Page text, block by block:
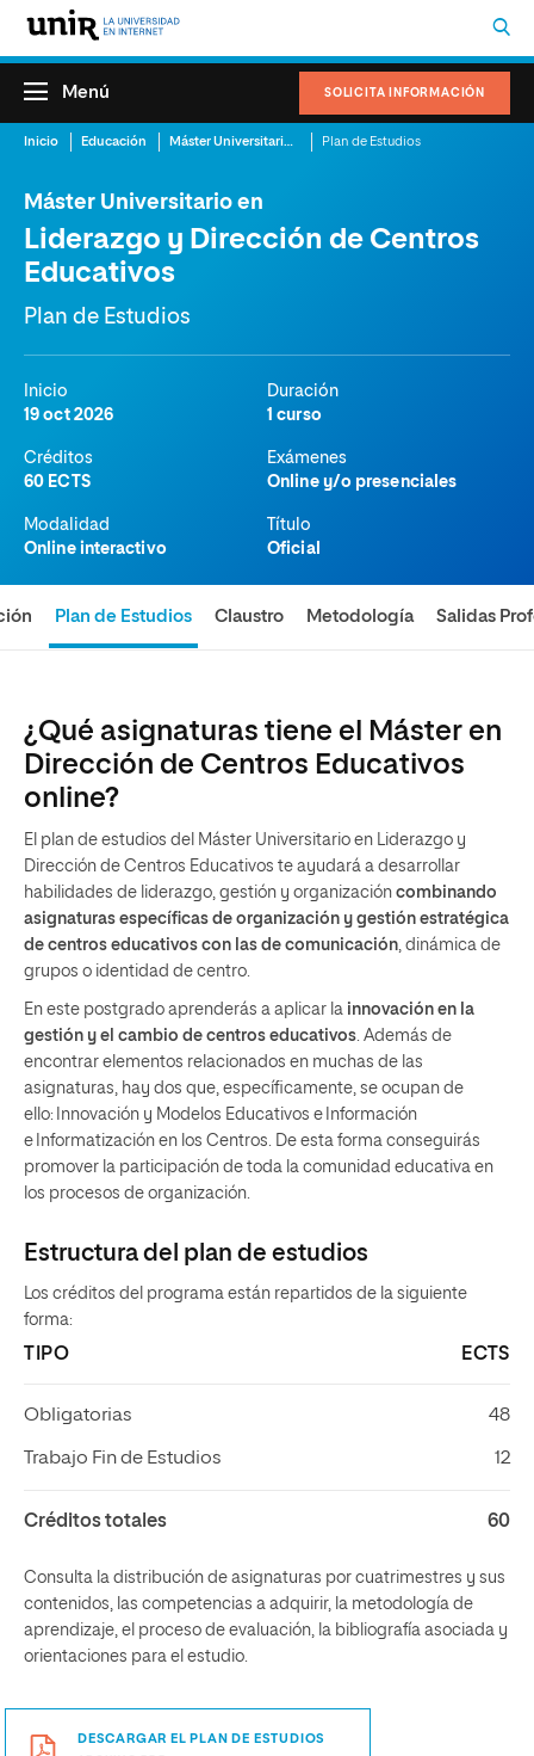
SOLICITA INFORMACIÓN
Menú
Inicio Educación Máster Universitario en Liderazgo y Dirección de Centros Educativos Plan de Estudios
Máster Universitario en
Liderazgo y Dirección de Centros
Educativos
Plan de Estudios
Inicio
19 oct 2026
Duración
1 curso
Créditos
60 ECTS
Exámenes
Online y/o presenciales
Modalidad
Online interactivo
Título
Oficial
Plan de Estudios Claustro Metodología Salidas
¿Qué asignaturas tiene el Máster en
Dirección de Centros Educativos
online?
El plan de estudios del Máster Universitario en Liderazgo y
Dirección de Centros Educativos te ayudará a desarrollar
habilidades de liderazgo, gestión y organización combinando
asignaturas específicas de organización y gestión estratégica
de centros educativos con las de comunicación, dinámica de
grupos o identidad de centro.
En este postgrado aprenderás a aplicar la innovación en la
gestión y el cambio de centros educativos. Además de
encontrar elementos relacionados en muchas de las
asignaturas, hay dos que, específicamente, se ocupan de
ello: Innovación y Modelos Educativos e Información
e Informatización en los Centros. De esta forma conseguirás
promover la participación de toda la comunidad educativa en
los procesos de organización.
Estructura del plan de estudios
Los créditos del programa están repartidos de la siguiente
forma:
TIPO ECTS
Obligatorias 48
Trabajo Fin de Estudios 12
Créditos totales 60
Consulta la distribución de asignaturas por cuatrimestres y sus
contenidos, las competencias a adquirir, la metodología de
aprendizaje, el proceso de evaluación, la bibliografía asociada y
orientaciones para el estudio.
DESCARGAR EL PLAN DE ESTUDIOS